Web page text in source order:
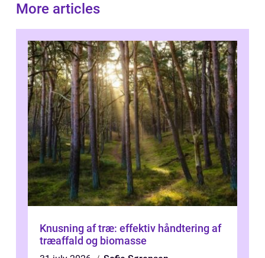
More articles
Knusning af træ: effektiv håndtering af
træaffald og biomasse